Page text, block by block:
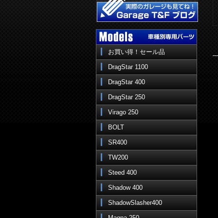
お買い得！セール品
DragStar 1100
DragStar 400
DragStar 250
Virago 250
BOLT
SR400
TW200
Steed 400
Shadow 400
ShadowSlasher400